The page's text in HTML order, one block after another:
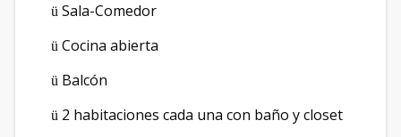
ü Sala-Comedor
ü Cocina abierta
ü Balcón
ü 2 habitaciones cada una con baño y closet